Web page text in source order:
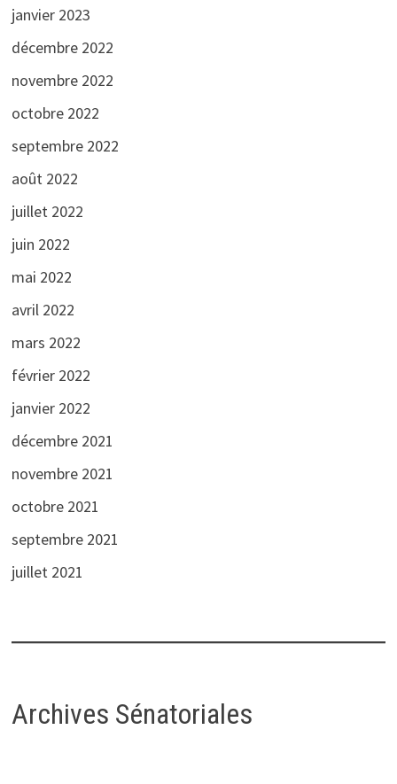
janvier 2023
décembre 2022
novembre 2022
octobre 2022
septembre 2022
août 2022
juillet 2022
juin 2022
mai 2022
avril 2022
mars 2022
février 2022
janvier 2022
décembre 2021
novembre 2021
octobre 2021
septembre 2021
juillet 2021
Archives Sénatoriales